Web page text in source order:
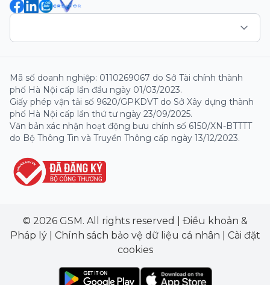
Mã số doanh nghiệp: 0110269067 do Sở Tài chính thành
phố Hà Nội cấp lần đầu ngày 01/03/2023.
Giấy phép vận tải số 9620/GPKDVT do Sở Xây dựng thành
phố Hà Nội cấp lần thứ tư ngày 23/09/2025.
Văn bản xác nhận hoạt động bưu chính số 6150/XN-BTTTT
do Bộ Thông Tin và Truyền Thông cấp ngày 13/12/2023.
© 2026 GSM. All rights reserved
Điều khoản &
Pháp lý| Chính sách bảo vệ dữ liệu cá nhân
Cài đặt
cookies